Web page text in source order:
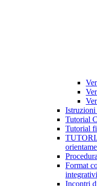
Istruzioni
Tutorial
Tutorial
Format
integrativi
Incontri